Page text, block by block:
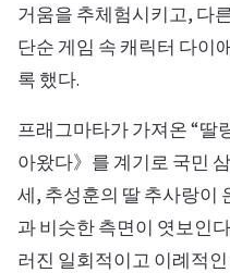
거움을 추체험시키고, 다
단순 게임 속 캐릭터 다이
록 했다.
프래그마타가 가져온 “딸
아왔다》를 계기로 국민
세, 추성훈의 딸 추사랑이
과 비슷한 측면이 엿보인
러진 일회적이고 이례적